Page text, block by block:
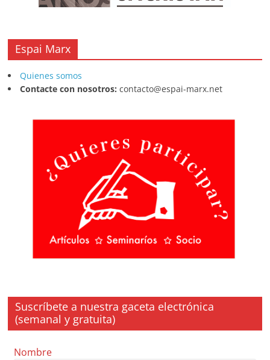
Espai Marx
Quienes somos
Contacte con nosotros: contacto@espai-marx.net
Suscríbete a nuestra gaceta electrónica
(semanal y gratuita)
Nombre